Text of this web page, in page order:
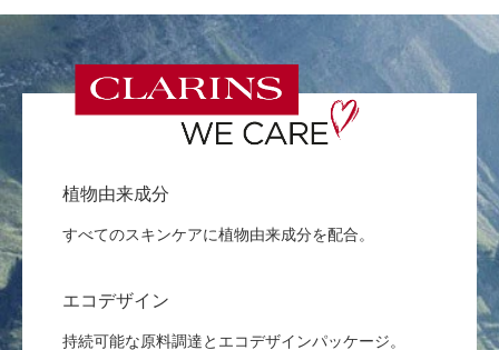
植物由来成分
すべてのスキンケアに植物由来成分を配合。
エコデザイン
持続可能な原料調達とエコデザインパッケージ。